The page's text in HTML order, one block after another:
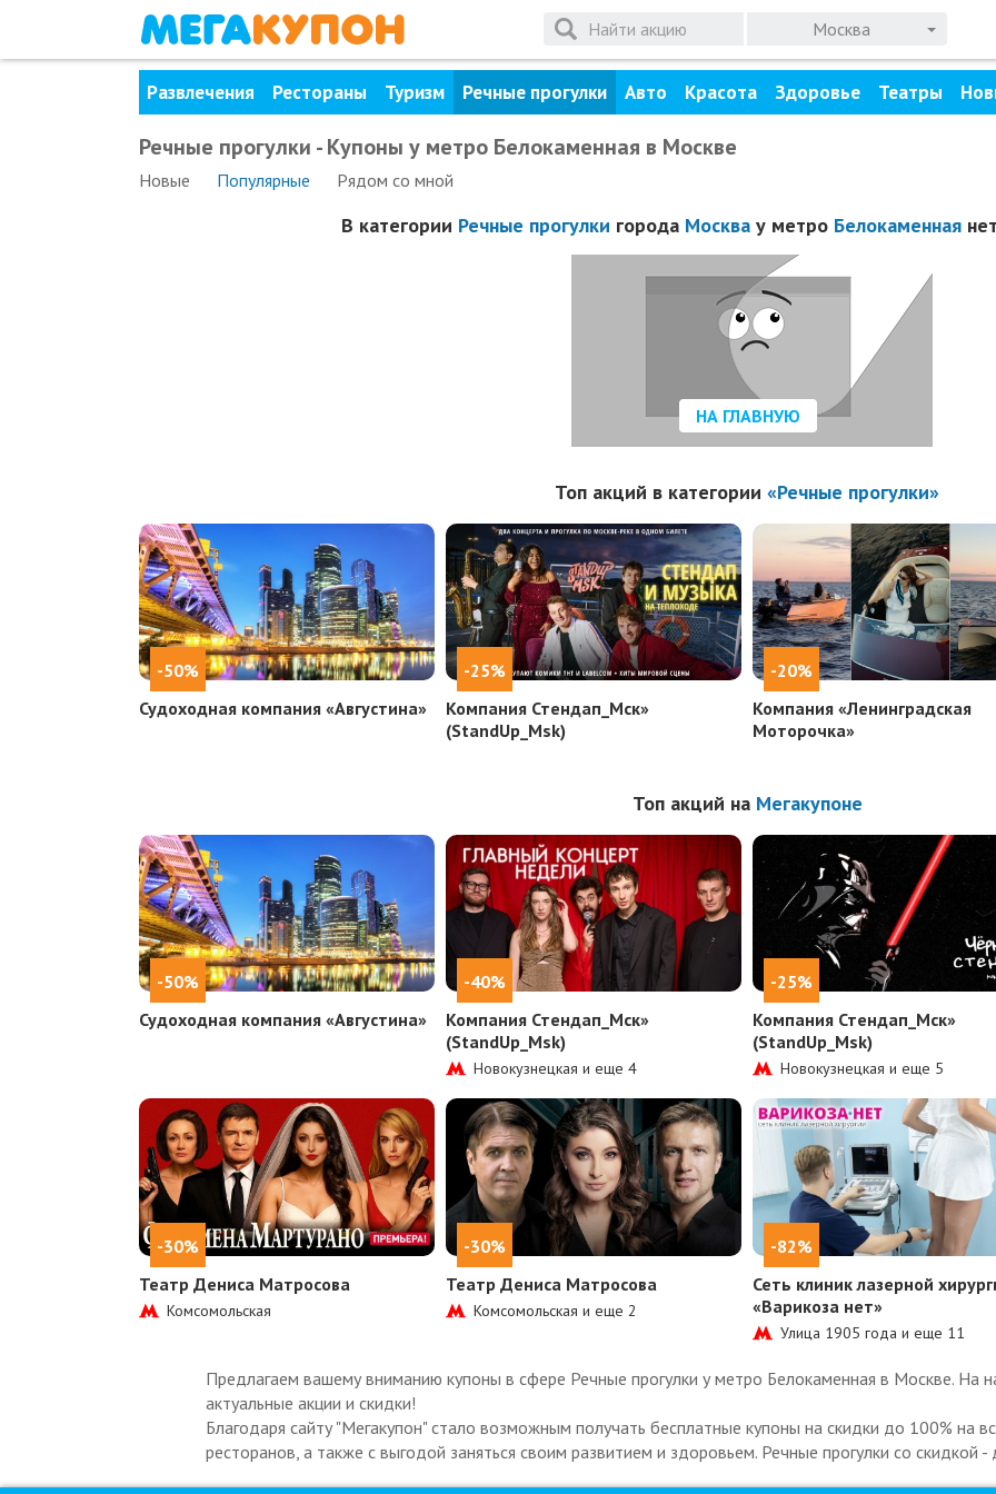
Москва
Развлечения Рестораны Туризм Речные прогулки Авто Красота Здоровье Театры
Речные прогулки - Купоны у метро Белокаменная в Москве
Новые Популярные Рядом со мной
В категории Речные прогулки города Москва у метро Белокаменная
НА ГЛАВНУЮ
Топ акций в категории «Речные прогулки»
-50%
Судоходная компания «Августина»
-25%
Компания Стендап_Мск»
(StandUp_Msk)
-20%
Компания «Ленинградская
Моторочка»
Топ акций на Мегакупоне
-50%
Судоходная компания «Августина»
-40%
Компания Стендап_Мск»
(StandUp_Msk)
Новокузнецкая и еще 4
-25%
Компания Стендап_Мск»
(StandUp_Msk)
Новокузнецкая и еще 5
-30%
Театр Дениса Матросова
Комсомольская
-30%
Театр Дениса Матросова
Комсомольская и еще 2
-82%
Сеть клиник лазерной
«Варикоза нет»
Улица 1905 года и еще 11
Предлагаем вашему вниманию купоны в сфере Речные прогулки у метро Белокаменная в Москве. На
актуальные акции и скидки!
Благодаря сайту "Мегакупон" стало возможным получать бесплатные купоны на скидки до 100% на
ресторанов, а также с выгодой заняться своим развитием и здоровьем. Речные прогулки со скидкой -